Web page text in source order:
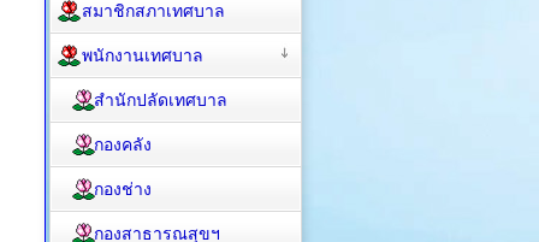
สมาชิกสภาเทศบาล
พนักงานเทศบาล
สำนักปลัดเทศบาล
กองคลัง
กองช่าง
กองสาธารณสุขฯ